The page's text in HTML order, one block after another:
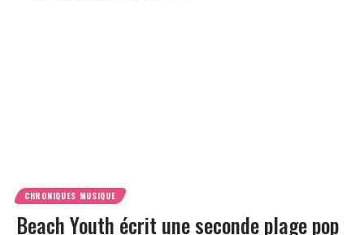
CHRONIQUES MUSIQUE
Beach Youth écrit une seconde plage pop